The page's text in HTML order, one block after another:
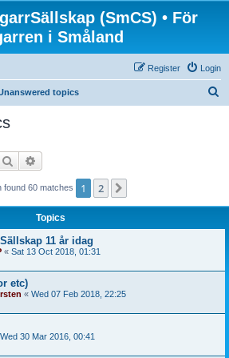
(SmCS) • För
i Småland
Login
Register
topics
Search
found 60 matches 1 2
Topics
11 år idag
« Sat 13 Oct 2018, 01:31
etc)
« Wed 07 Feb 2018, 22:25
Wed 30 Mar 2016, 00:41